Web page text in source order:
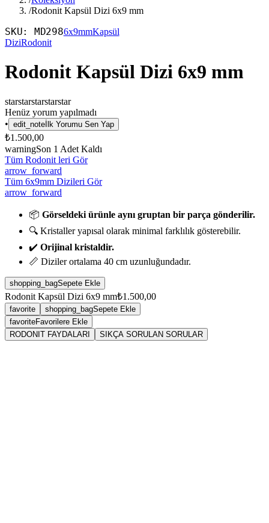
/Rodonit Kapsül Dizi 6x9 mm
SKU: MD2986x9mmKapsül
DiziRodonit
Rodonit Kapsül Dizi 6x9 mm
starstarstarstarstar
Henüz yorum yapılmadı
• edit_note İlk Yorumu Sen Yap
₺1.500,00
warningSon 1 Adet Kaldı
Tüm Rodonit leri Gör
arrow_forward
Tüm 6x9mm Dizileri Gör
arrow_forward
📦 Görseldeki ürünle aynı gruptan bir parça gönderilir.
🔍 Kristaller yapısal olarak minimal farklılık gösterebilir.
✔️ Orijinal kristaldir.
📏 Diziler ortalama 40 cm uzunluğundadır.
shopping_bagSepete Ekle
Rodonit Kapsül Dizi 6x9 mm₺1.500,00
favorite shopping_bagSepete Ekle
favoriteFavorilere Ekle
RODONIT FAYDALARI
SIKÇA SORULAN SORULAR